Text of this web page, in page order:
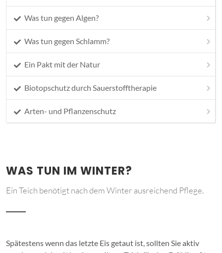
Was tun gegen Algen?
Was tun gegen Schlamm?
Ein Pakt mit der Natur
Biotopschutz durch Sauerstofftherapie
Arten- und Pflanzenschutz
WAS TUN IM WINTER?
Ein Teich benötigt nach dem Winter ausreichend Pflege.
Spätestens wenn das letzte Eis getaut ist, sollten Sie aktiv